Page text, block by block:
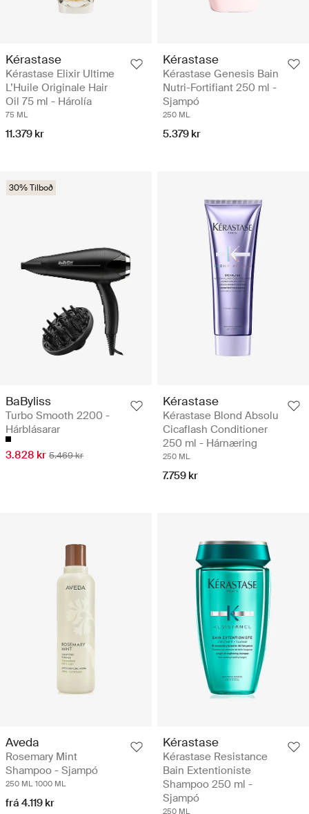
Kérastase
Kérastase Elixir Ultime
L’Huile Originale Hair
Oil 75 ml - Hárolía
75 ML
11.379 kr
Kérastase
Kérastase Genesis Bain
Nutri-Fortifiant 250 ml -
Sjampó
250 ML
5.379 kr
30% Tilboð
BaByliss
Turbo Smooth 2200 -
Hárblásarar
3.828 kr 5.469 kr
Kérastase
Kérastase Blond Absolu
Cicaflash Conditioner
250 ml - Hárnæring
250 ML
7.759 kr
Aveda
Rosemary Mint
Shampoo - Sjampó
250 ML 1000 ML
frá 4.119 kr
Kérastase
Kérastase Resistance
Bain Extentioniste
Shampoo 250 ml -
Sjampó
250 ML